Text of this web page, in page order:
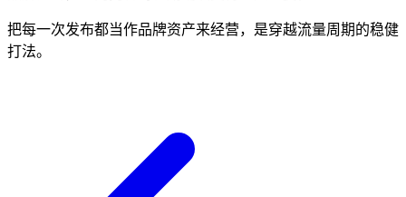
把每一次发布都当作品牌资产来经营，是穿越流量周期的稳健
打法。